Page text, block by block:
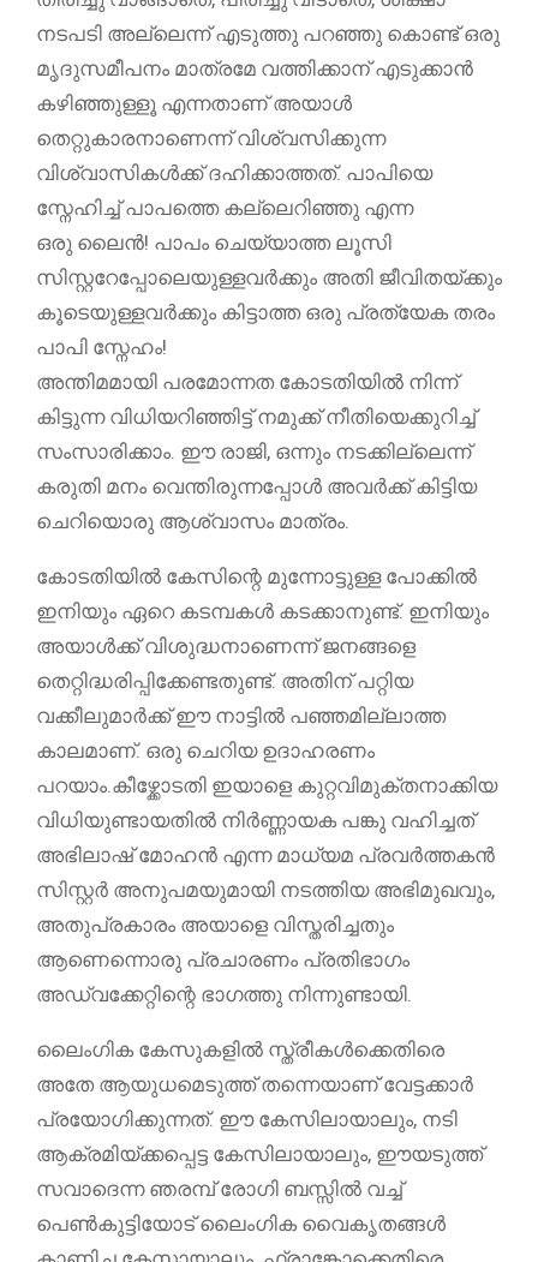
നടപടി അല്ലെന്ന് എടുത്തു പറഞ്ഞു കൊണ്ട് ഒരു
മൃദുസമീപനം മാത്രമേ വത്തിക്കാന് എടുക്കാൻ
കഴിഞ്ഞുള്ളൂ എന്നതാണ് അയാൾ
തെറ്റുകാരനാണെന്ന് വിശ്വസിക്കുന്ന
വിശ്വാസികൾക്ക് ദഹിക്കാത്തത്. പാപിയെ
സ്നേഹിച്ച് പാപത്തെ കല്ലെറിഞ്ഞു എന്ന
ഒരു ലൈൻ! പാപം ചെയ്യാത്ത ലൂസി
സിസ്റ്ററേപ്പോലെയുള്ളവർക്കും അതി ജീവിതയ്ക്കും
കൂടെയുള്ളവർക്കും കിട്ടാത്ത ഒരു പ്രത്യേക തരം
പാപി സ്നേഹം!
അന്തിമമായി പരമോന്നത കോടതിയിൽ നിന്ന്
കിട്ടുന്ന വിധിയറിഞ്ഞിട്ട് നമുക്ക് നീതിയെക്കുറിച്ച്
സംസാരിക്കാം. ഈ രാജി, ഒന്നും നടക്കില്ലെന്ന്
കരുതി മനം വെന്തിരുന്നപ്പോൾ അവർക്ക് കിട്ടിയ
ചെറിയൊരു ആശ്വാസം മാത്രം.
കോടതിയിൽ കേസിന്റെ മുന്നോട്ടുള്ള പോക്കിൽ
ഇനിയും ഏറെ കടമ്പകൾ കടക്കാനുണ്ട്. ഇനിയും
അയാൾക്ക് വിശുദ്ധനാണെന്ന് ജനങ്ങളെ
തെറ്റിദ്ധരിപ്പിക്കേണ്ടതുണ്ട്. അതിന് പറ്റിയ
വക്കീലുമാർക്ക് ഈ നാട്ടിൽ പഞ്ഞമില്ലാത്ത
കാലമാണ്. ഒരു ചെറിയ ഉദാഹരണം
പറയാം.കീഴ്ക്കോടതി ഇയാളെ കുറ്റവിമുക്തനാക്കിയ
വിധിയുണ്ടായതിൽ നിർണ്ണായക പങ്കു വഹിച്ചത്
അഭിലാഷ് മോഹൻ എന്ന മാധ്യമ പ്രവർത്തകൻ
സിസ്റ്റർ അനുപമയുമായി നടത്തിയ അഭിമുഖവും,
അതുപ്രകാരം അയാളെ വിസ്തരിച്ചതും
ആണെന്നൊരു പ്രചാരണം പ്രതിഭാഗം
അഡ്വക്കേറ്റിന്റെ ഭാഗത്തു നിന്നുണ്ടായി.
ലൈംഗിക കേസുകളിൽ സ്ത്രീകൾക്കെതിരെ
അതേ ആയുധമെടുത്ത് തന്നെയാണ് വേട്ടക്കാർ
പ്രയോഗിക്കുന്നത്. ഈ കേസിലായാലും, നടി
ആക്രമിയ്ക്കപ്പെട്ട കേസിലായാലും, ഈയടുത്ത്
സവാദെന്ന ഞരമ്പ് രോഗി ബസ്സിൽ വച്ച്
പെൺകുട്ടിയോട് ലൈംഗിക വൈകൃതങ്ങൾ